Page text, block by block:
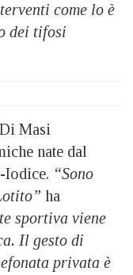
come lo è
dei tifosi
Masi
nate dal
Iodice. “Sono
ha
sportiva viene
Il gesto di
privata è